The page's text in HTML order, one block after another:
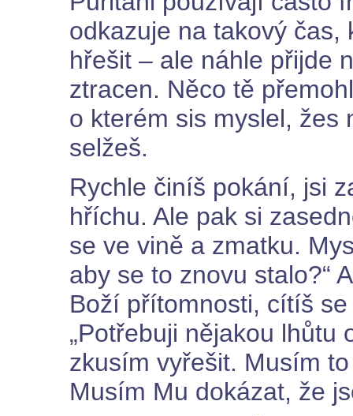
odkazuje na takový čas,
hřešit – ale náhle přijde
ztracen. Něco tě
o kterém sis myslel, žes
selžeš.
Rychle činíš pokání, jsi
hříchu. Ale pak si
se ve vině a zmatku.
aby se to znovu stalo?“
Boží přítomnosti, cítíš
„Potřebuji nějakou lhůtu
zkusím vyřešit. Musím
Musím Mu dokázat, že